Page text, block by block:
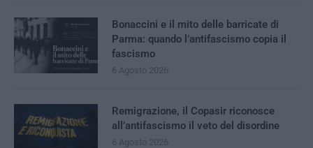
Bonaccini e il mito delle barricate di
Parma: quando l’antifascismo copia il
fascismo
6 Agosto 2026
Remigrazione, il Copasir riconosce
all’antifascismo il veto del disordine
6 Agosto 2026